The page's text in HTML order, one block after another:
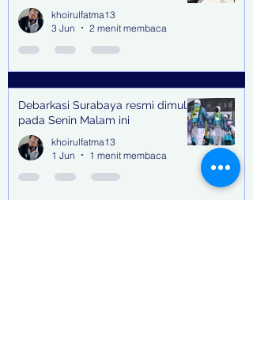
Raup Rp2 Juta dari Tiga Kali
Endorse
khoirulfatma13
3 Jun
2 menit membaca
Debarkasi Surabaya resmi dimulai
pada Senin Malam ini
khoirulfatma13
1 Jun
1 menit membaca